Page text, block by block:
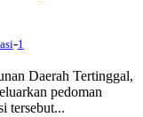
-1
Daerah Tertinggal,
pedoman
tersebut...